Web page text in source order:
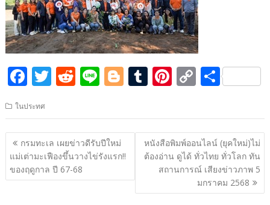
F
e
b
o
o
T
itt
er
R
d
di
t
Li
e
Bl
g
g
er
T
m
bl
r
Pi
er
e
st
C
p
y
Li
n
k
S
ar
e
ในประทศ
แนะแนว
เรื่อง
กรมทะเล เผยข่าวดีรับปีใหม่
แม่เต่ามะเฟืองขึ้นวางไข่รังแรก!!
ของฤดูกาล ปี 67-68
หนังสือพิมพ์ออนไลน์ (ยุคใหม่)ไม่
ต้องอ่าน ดูได้ ทั่วไทย ทั่วโลก ทัน
สถานการณ์ เสียงข่าวภาพ 5
มกราคม 2568